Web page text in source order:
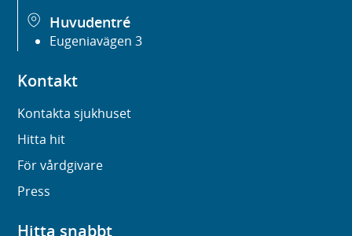
Huvudentré
Eugeniavägen 3
Kontakt
Kontakta sjukhuset
Hitta hit
För vårdgivare
Press
Hitta snabbt